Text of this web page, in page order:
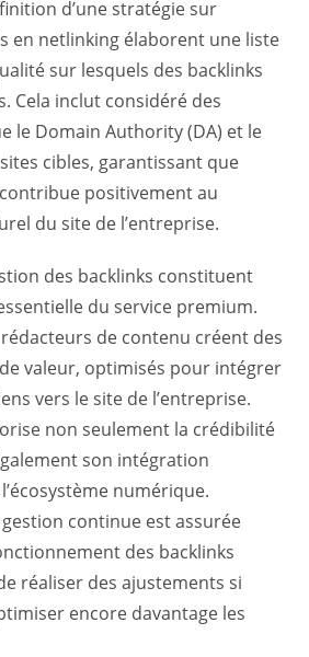
d’une stratégie sur
en netlinking élaborent une liste
sur lesquels des backlinks
Cela inclut considéré des
le Domain Authority (DA) et le
cibles, garantissant que
positivement au
du site de l’entreprise.
des backlinks constituent
du service premium.
de contenu créent des
valeur, optimisés pour intégrer
vers le site de l’entreprise.
non seulement la crédibilité
son intégration
numérique.
continue est assurée
des backlinks
réaliser des ajustements si
encore davantage les